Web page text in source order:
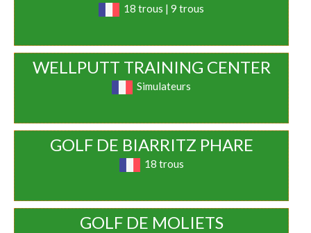
18 trous | 9 trous
WELLPUTT TRAINING CENTER
Simulateurs
GOLF DE BIARRITZ PHARE
18 trous
GOLF DE MOLIETS